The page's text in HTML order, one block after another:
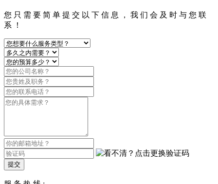
您 只 需 要 简 单 提 交 以 下 信 息 ， 我 们 会 及 时 与 您 联
系 ！
提交